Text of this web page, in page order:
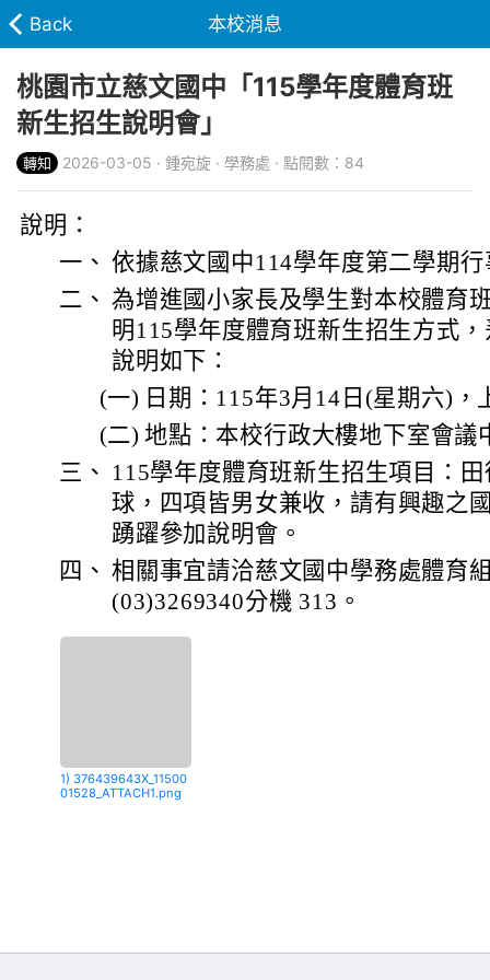
Back 本校消息
桃園市立慈文國中「115學年度體育班
新生招生說明會」
轉知 2026-03-05 · 鍾宛旋 · 學務處 · 點閱數：84
說明：
一、 依據慈文國中114學年度第二學期
二、 為增進國小家長及學生對本校體育
明115學年度體育班新生招生方式
說明如下：
(一) 日期：115年3月14日(星期六)，
(二) 地點：本校行政大樓地下室會議
三、 115學年度體育班新生招生項目：
球，四項皆男女兼收，請有興趣之
踴躍參加說明會。
四、 相關事宜請洽慈文國中學務處體育
(03)3269340分機 313。
1) 376439643X_11500
01528_ATTACH1.png